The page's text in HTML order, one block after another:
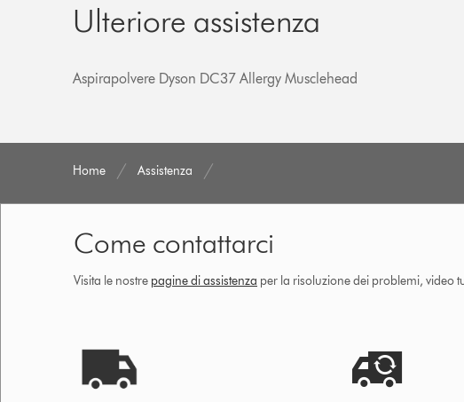
Ulteriore assistenza
Aspirapolvere Dyson DC37 Allergy Musclehead
Home Assistenza
Come contattarci
Visita le nostre pagine di assistenza per la risoluzione dei problemi, video